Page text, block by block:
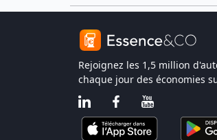
Rejoignez les 1,5 million
chaque jour des économies